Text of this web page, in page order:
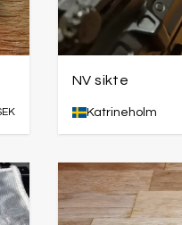
NV sikte
Katrineholm